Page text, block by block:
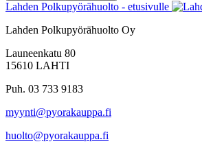
Lahden Polkupyörähuolto - etusivulle
Lahden Polkupyörähuolto Oy
Launeenkatu 80
15610 LAHTI
Puh. 03 733 9183
myynti@pyorakauppa.fi
huolto@pyorakauppa.fi